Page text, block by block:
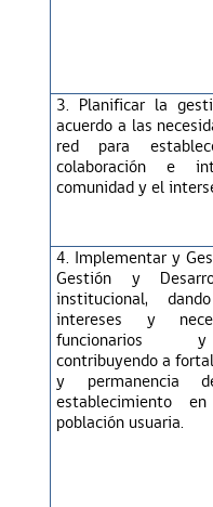
3. Planificar la
acuerdo a las
red para
colaboración e
comunidad y el
4. Implementar y
Gestión y
institucional,
intereses y
funcionarios y
contribuyendo a
y permanencia
establecimiento
población usuaria.